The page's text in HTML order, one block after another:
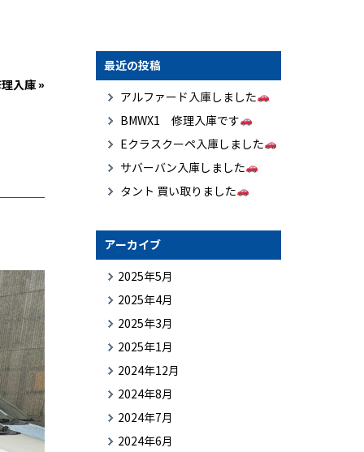
入庫»
最近の投稿
アルファード入庫しました
BMWX1 修理入庫です
Eクラスクーペ入庫しました
サバーバン入庫しました
タント 買い取りました
アーカイブ
2025年5月
2025年4月
2025年3月
2025年1月
2024年12月
2024年8月
2024年7月
2024年6月